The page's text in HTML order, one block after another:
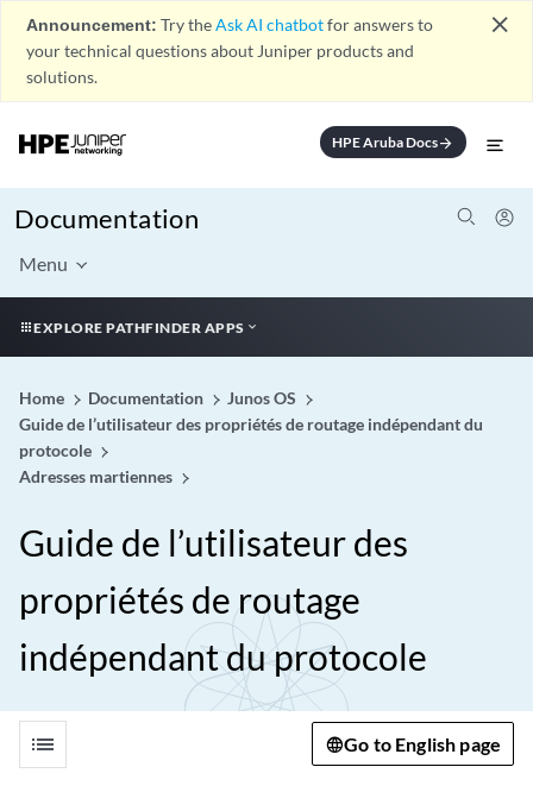
Announcement: Try theAsk AI chatbotfor answers to
your technical questions about Juniper products and
solutions.
close
HPE Aruba Docsarrow_forward
Documentation
Menu
EXPLORE PATHFINDER APPS
Home Documentation
Junos OS
Guide de l’utilisateur des propriétés de routage indépendant du
protocole
Adresses martiennes
Guide de l’utilisateur des
propriétés de routage
indépendant du protocole
list Go to English page